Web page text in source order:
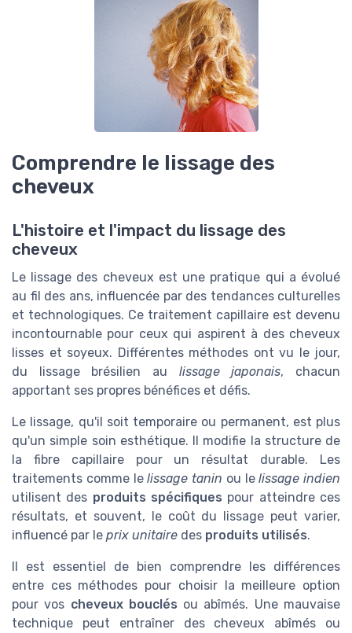
Comprendre le lissage des
cheveux
L'histoire et l'impact du lissage des
cheveux
Le lissage des cheveux est une pratique qui a évolué
au fil des ans, influencée par des tendances culturelles
et technologiques. Ce traitement capillaire est devenu
incontournable pour ceux qui aspirent à des cheveux
lisses et soyeux. Différentes méthodes ont vu le jour,
du lissage brésilien au lissage japonais, chacun
apportant ses propres bénéfices et défis.
Le lissage, qu'il soit temporaire ou permanent, est plus
qu'un simple soin esthétique. Il modifie la structure de
la fibre capillaire pour un résultat durable. Les
traitements comme lelissage tanin ou lelissage indien
utilisent des produits spécifiques pour atteindre ces
résultats, et souvent, le coût du lissage peut varier,
influencé par le prix unitaire des produits utilisés.
Il est essentiel de bien comprendre les différences
entre ces méthodes pour choisir la meilleure option
pour vos cheveux bouclés ou abîmés. Une mauvaise
technique peut entraîner des cheveux abîmés ou